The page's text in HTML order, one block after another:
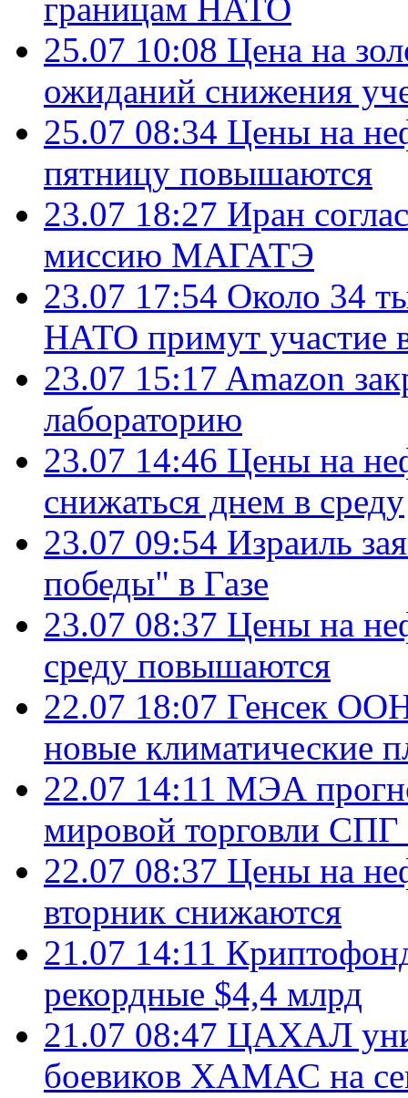
границам НАТО
25.07 10:08 Цена на
ожиданий снижения
25.07 08:34 Цены на
пятницу повышаются
23.07 18:27 Иран
миссию МАГАТЭ
23.07 17:54 Около 34
НАТО примут участие
23.07 15:17 Amazon
лабораторию
23.07 14:46 Цены на
снижаться днем в среду
23.07 09:54 Израиль
победы" в Газе
23.07 08:37 Цены на
среду повышаются
22.07 18:07 Генсек ООН
новые климатические
22.07 14:11 МЭА
мировой торговли СПГ
22.07 08:37 Цены на
вторник снижаются
21.07 14:11
рекордные $4,4 млрд
21.07 08:47 ЦАХАЛ
боевиков ХАМАС на